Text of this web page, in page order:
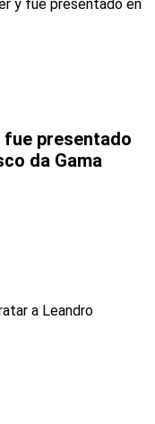
fue presentado
da Gama